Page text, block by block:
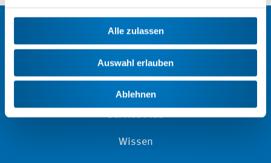
Alle zulassen
Auswahl erlauben
Ablehnen
Aktuelles
Service Plus
Wissen